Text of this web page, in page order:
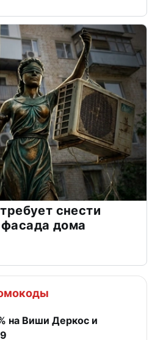
снести
дома
на Виши Деркос и